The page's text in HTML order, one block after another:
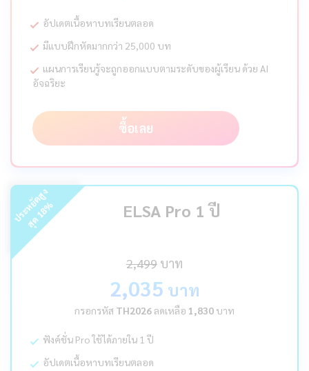
อัปเดตเนื้อหาบทเรียนตลอด
มีแบบฝึกหัดมากกว่า 25,000 บท
แผนการเรียนรู้จะถูกออกแบบตามระดับของผู้เรียน ด้วย AI
อัจฉริยะ
ซื้อเลย
ป
ร
ะ
ห
ยั
ด
สู
ง
สุ
ด
18
% ELSA Pro 1 ปี
2,499 บาท
2,035 บาท
กรอกรหัส TH2026ลดเหลือ 1,830 บาท
ฟังค์ชั่น Pro ใช้ได้ภายใน 1 ปี
อัปเดตเนื้อหาบทเรียนตลอด